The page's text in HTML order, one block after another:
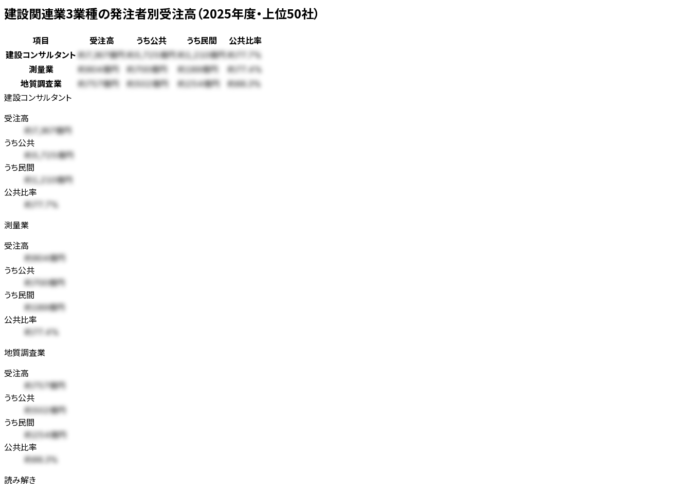
建設関連業3業種の発注者別受注高（2025年度・上位50社）
項目 受注高 うち公共 うち民間
公共比率
建設コンサルタント 約7,367億円 約5,725億円 約1,210億円 約77.7%
測量業 約904億円 約700億円 約189億円 約77.4%
地質調査業 約757億円 約502億円 約254億円 約66.3%
建設コンサルタント
受注高
約7,367億円
うち公共
約5,725億円
うち民間
約1,210億円
公共比率
約77.7%
測量業
受注高
約904億円
うち公共
約700億円
うち民間
約189億円
公共比率
約77.4%
地質調査業
受注高
約757億円
うち公共
約502億円
うち民間
約254億円
公共比率
約66.3%
読み解き